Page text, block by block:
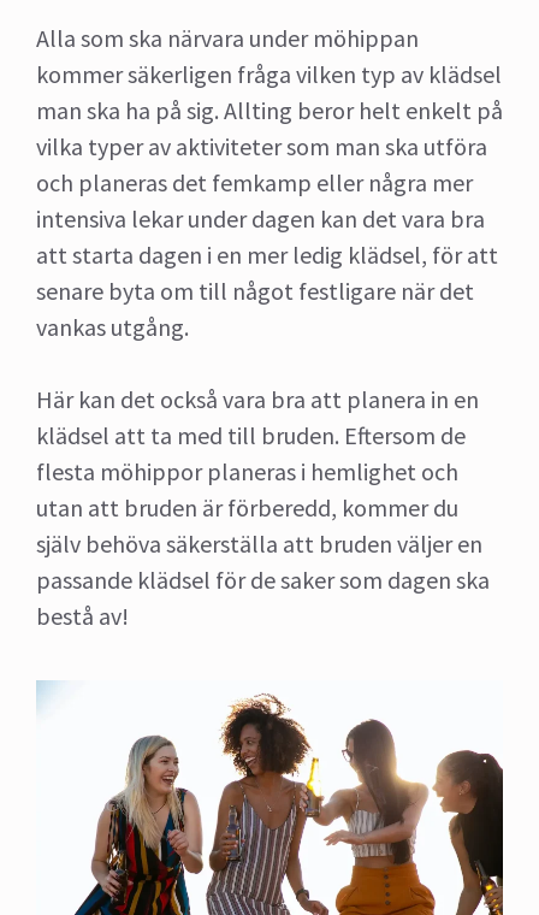
Alla som ska närvara under möhippan
kommer säkerligen fråga vilken typ av klädsel
man ska ha på sig. Allting beror helt enkelt på
vilka typer av aktiviteter som man ska utföra
och planeras det femkamp eller några mer
intensiva lekar under dagen kan det vara bra
att starta dagen i en mer ledig klädsel, för att
senare byta om till något festligare när det
vankas utgång.
Här kan det också vara bra att planera in en
klädsel att ta med till bruden. Eftersom de
flesta möhippor planeras i hemlighet och
utan att bruden är förberedd, kommer du
själv behöva säkerställa att bruden väljer en
passande klädsel för de saker som dagen ska
bestå av!